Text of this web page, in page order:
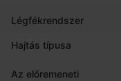
Légfékrendszer
Hajtás típusa
Az előremeneti